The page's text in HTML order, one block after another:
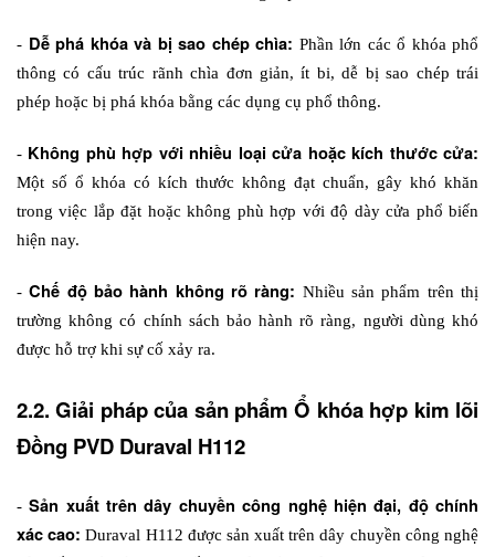
- Dễ phá khóa và bị sao chép chìa: Phần lớn các ổ khóa phổ
thông có cấu trúc rãnh chìa đơn giản, ít bi, dễ bị sao chép trái
phép hoặc bị phá khóa bằng các dụng cụ phổ thông.
- Không phù hợp với nhiều loại cửa hoặc kích thước cửa:
Một số ổ khóa có kích thước không đạt chuẩn, gây khó khăn
trong việc lắp đặt hoặc không phù hợp với độ dày cửa phổ biến
hiện nay.
- Chế độ bảo hành không rõ ràng: Nhiều sản phẩm trên thị
trường không có chính sách bảo hành rõ ràng, người dùng khó
được hỗ trợ khi sự cố xảy ra.
2.2. Giải pháp của sản phẩm Ổ khóa hợp kim lõi
Đồng PVD Duraval H112
- Sản xuất trên dây chuyền công nghệ hiện đại, độ chính
xác cao: Duraval H112 được sản xuất trên dây chuyền công nghệ